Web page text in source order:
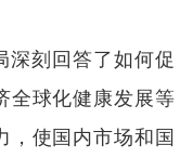
深刻回答了如何促
全球化健康发展等
，使国内市场和国